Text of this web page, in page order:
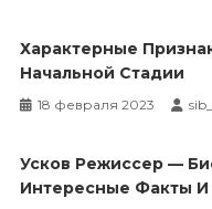
Характерные
Начальной Стадии
18 февраля 2023
Усков Режиссер —
Интересные Факты